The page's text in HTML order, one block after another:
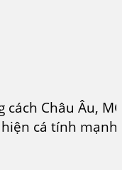
Châu Âu,
cá tính mạnh.